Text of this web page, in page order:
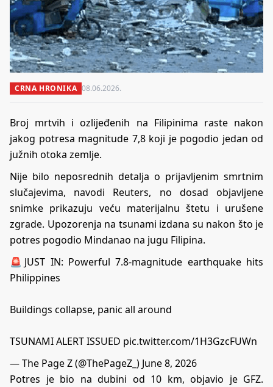
CRNA HRONIKA 08.06.2026.
Broj mrtvih i ozlijeđenih na Filipinima raste nakon
jakog potresa magnitude 7,8 koji je pogodio jedan od
južnih otoka zemlje.
Nije bilo neposrednih detalja o prijavljenim smrtnim
slučajevima, navodi Reuters, no dosad objavljene
snimke prikazuju veću materijalnu štetu i urušene
zgrade. Upozorenja na tsunami izdana su nakon što je
potres pogodio Mindanao na jugu Filipina.
🚨JUST IN: Powerful 7.8-magnitude earthquake hits
Philippines
Buildings collapse, panic all around
TSUNAMI ALERT ISSUED pic.twitter.com/1H3GzcFUWn
— The Page Z (@ThePageZ_) June 8, 2026
Potres je bio na dubini od 10 km, objavio je GFZ.